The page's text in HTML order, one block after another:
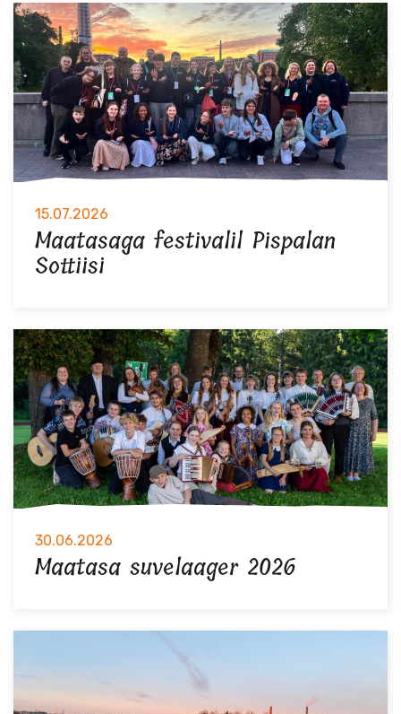
15.07.2026
Maatasaga festivalil Pispalan
Sottiisi
30.06.2026
Maatasa suvelaager 2026